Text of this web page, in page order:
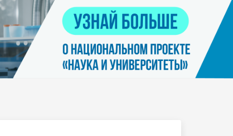
Контакты
Нацпроект "Наука и университеты"
вопросов
детьми